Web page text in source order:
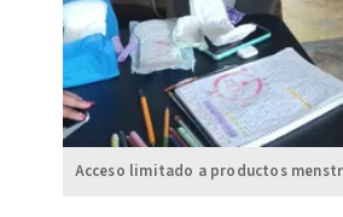
Acceso limitado a productos